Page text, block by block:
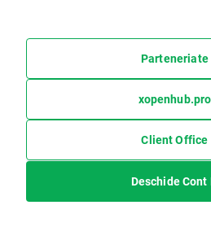
Parteneriate
xopenhub.pro
Client Office
Deschide Cont